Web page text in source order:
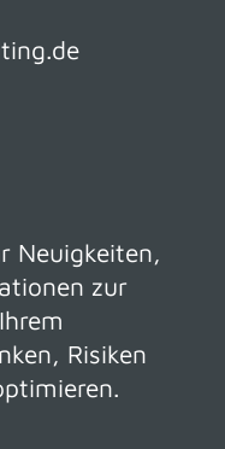
Neuigkeiten,
zur
Risiken